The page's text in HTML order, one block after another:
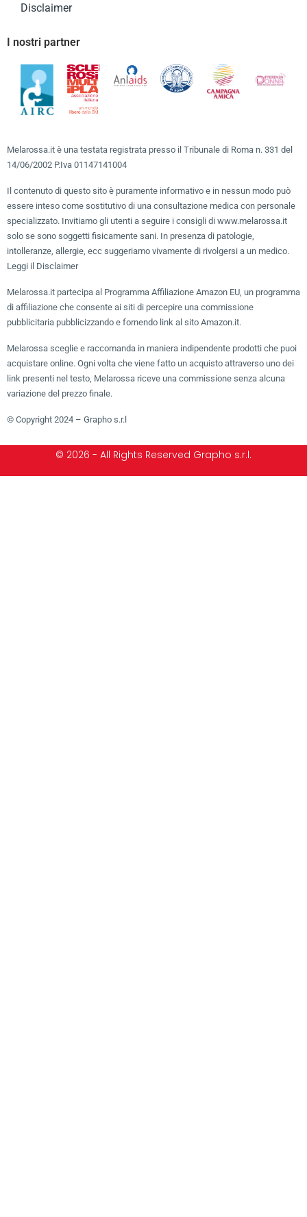
Disclaimer
I nostri partner
Melarossa.it è una testata registrata presso il Tribunale di Roma n. 331 del
14/06/2002 P.Iva 01147141004
Il contenuto di questo sito è puramente informativo e in nessun modo può
essere inteso come sostitutivo di una consultazione medica con personale
specializzato. Invitiamo gli utenti a seguire i consigli di www.melarossa.it
solo se sono soggetti fisicamente sani. In presenza di patologie,
intolleranze, allergie, ecc suggeriamo vivamente di rivolgersi a un medico.
Leggi il Disclaimer
Melarossa.it partecipa al Programma Affiliazione Amazon EU, un programma
di affiliazione che consente ai siti di percepire una commissione
pubblicitaria pubblicizzando e fornendo link al sito Amazon.it.
Melarossa sceglie e raccomanda in maniera indipendente prodotti che puoi
acquistare online. Ogni volta che viene fatto un acquisto attraverso uno dei
link presenti nel testo, Melarossa riceve una commissione senza alcuna
variazione del prezzo finale.
© Copyright 2024 – Grapho s.r.l
© 2026 - All Rights Reserved Grapho s.r.l.